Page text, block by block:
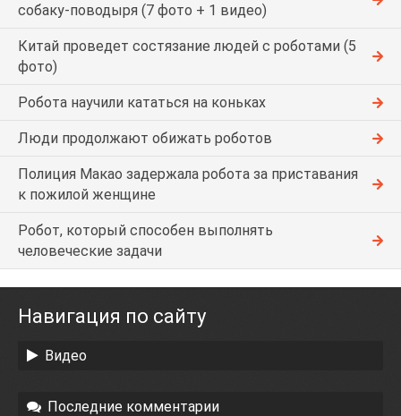
собаку-поводыря (7 фото + 1 видео)
Китай проведет состязание людей с роботами (5
фото)
Робота научили кататься на коньках
Люди продолжают обижать роботов
Полиция Макао задержала робота за приставания
к пожилой женщине
Робот, который способен выполнять
человеческие задачи
Навигация по сайту
Видео
Последние комментарии